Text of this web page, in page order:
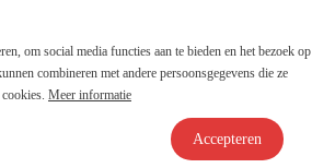
Crypto koopgids
om social media functies aan te bieden en het bezoek op
combineren met andere persoonsgegevens die ze
Meer informatie
Accepteren